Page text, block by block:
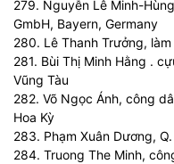
279. Nguyễn Lê Minh-
GmbH, Bayern, Germany
280. Lê Thanh Trưởng,
281. Bùi Thị Minh Hằng .
Vũng Tàu
282. Võ Ngọc Ánh, công
Hoa Kỳ
283. Phạm Xuân Dương,
284. Truong The Minh,